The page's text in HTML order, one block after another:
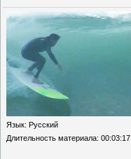
Язык: Русский
Длительность материала: 00:03:17